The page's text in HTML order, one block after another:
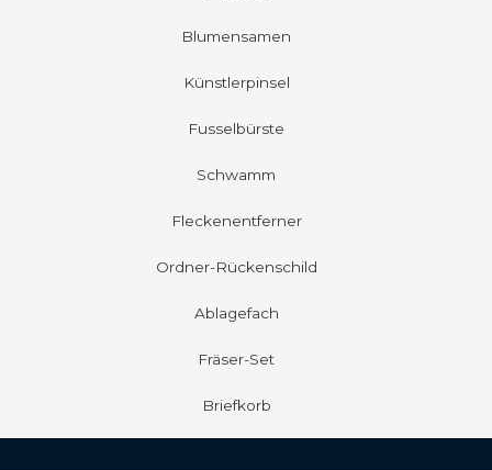
Blumensamen
Künstlerpinsel
Fusselbürste
Schwamm
Fleckenentferner
Ordner-Rückenschild
Ablagefach
Fräser-Set
Briefkorb